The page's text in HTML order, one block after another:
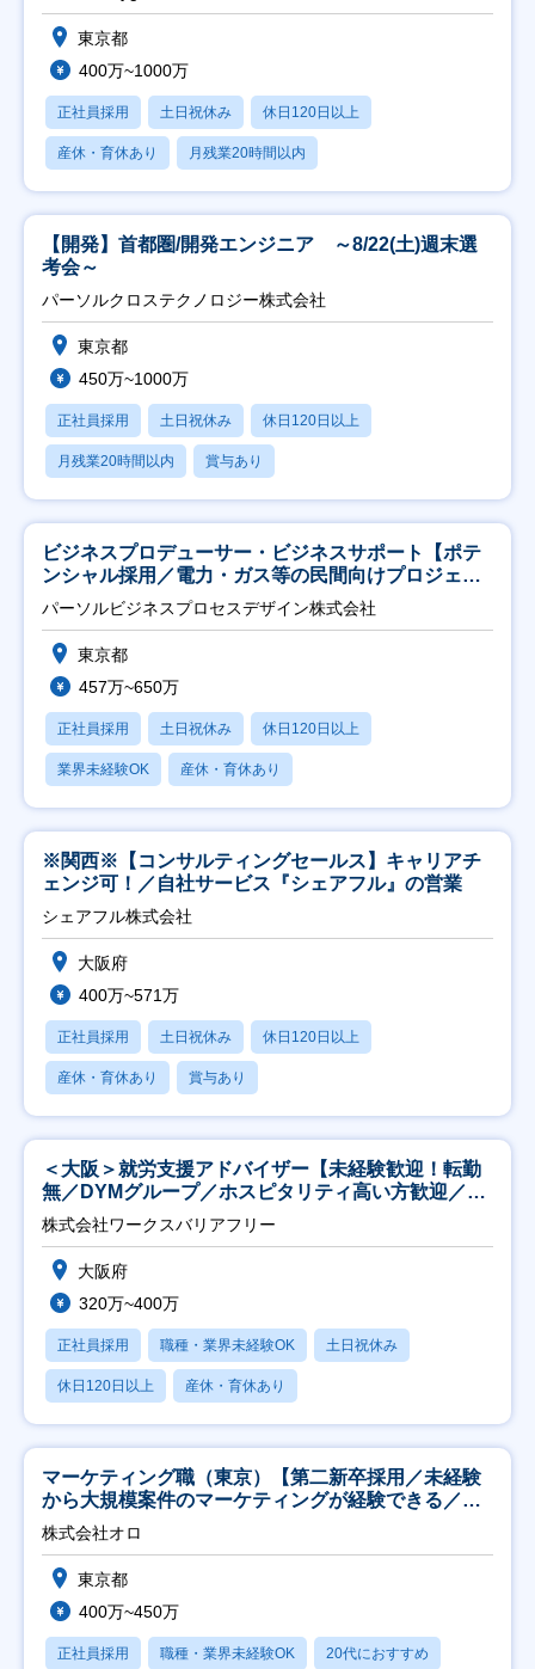
東京都
400万~1000万
正社員採用 土日祝休み 休日120日以上
産休・育休あり 月残業20時間以内
【開発】首都圏/開発エンジニア ～8/22(土)週末選
考会～
パーソルクロステクノロジー株式会社
東京都
450万~1000万
正社員採用 土日祝休み 休日120日以上
月残業20時間以内 賞与あり
ビジネスプロデューサー・ビジネスサポート【ポテ
ンシャル採用／電力・ガス等の民間向けプロジェク
ト推進】
パーソルビジネスプロセスデザイン株式会社
東京都
457万~650万
正社員採用 土日祝休み 休日120日以上
業界未経験OK 産休・育休あり
※関西※【コンサルティングセールス】キャリアチ
ェンジ可！／自社サービス『シェアフル』の営業
シェアフル株式会社
大阪府
400万~571万
正社員採用 土日祝休み 休日120日以上
産休・育休あり 賞与あり
＜大阪＞就労支援アドバイザー【未経験歓迎！転勤
無／DYMグループ／ホスピタリティ高い方歓迎／土
日祝】
株式会社ワークスバリアフリー
大阪府
320万~400万
正社員採用 職種・業界未経験OK 土日祝休み
休日120日以上 産休・育休あり
マーケティング職（東京）【第二新卒採用／未経験
から大規模案件のマーケティングが経験できる／研
修充実】
株式会社オロ
東京都
400万~450万
正社員採用 職種・業界未経験OK 20代におすすめ